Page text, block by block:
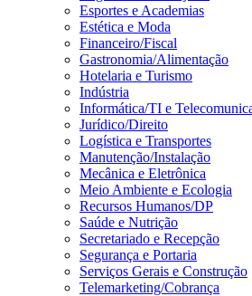
Esportes e Academias
Estética e Moda
Financeiro/Fiscal
Gastronomia/Alimentação
Hotelaria e Turismo
Indústria
Informática/TI e
Jurídico/Direito
Logística e Transportes
Manutenção/Instalação
Mecânica e Eletrônica
Meio Ambiente e Ecologia
Recursos Humanos/DP
Saúde e Nutrição
Secretariado e Recepção
Segurança e Portaria
Serviços Gerais e Construção
Telemarketing/Cobrança